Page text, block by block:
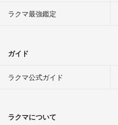
ラクマ最強鑑定
ガイド
ラクマ公式ガイド
ラクマについて